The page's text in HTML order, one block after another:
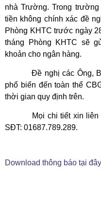
nhà Trường. Trong
tiền không chính xác đề
Phòng KHTC trước ngày
tháng Phòng KHTC sẽ
khoản cho ngân hàng.
Đề nghị các Ông,
phổ biến đến toàn thể
thời gian quy định trên.
Mọi chi tiết xin
SĐT: 01687.789.289.
Download thông báo tại